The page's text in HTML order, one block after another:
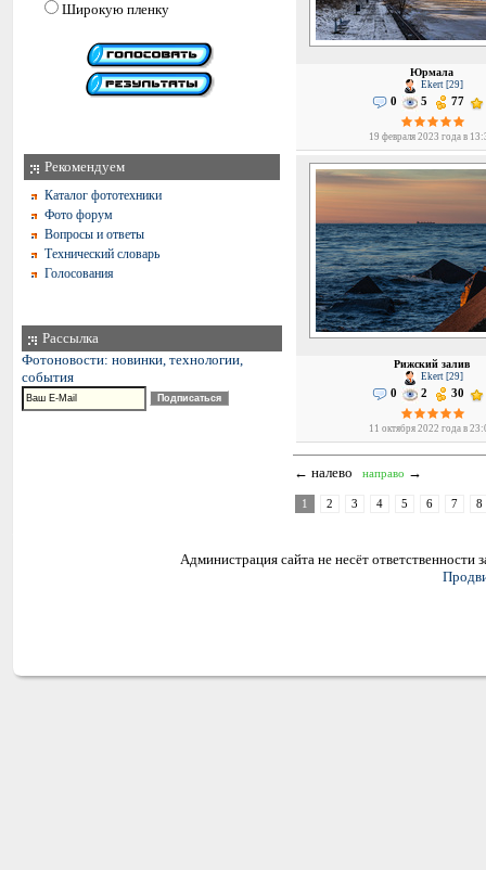
Широкую пленку
Рекомендуем
Каталог фототехники
Фото форум
Вопросы и ответы
Технический словарь
Голосования
Рассылка
Фотоновости: новинки, технологии,
события
Юрмала
Ekert [29]
0 5 77
19 февраля 2023 года в
Рижский залив
Ekert [29]
0 2 30
11 октября 2022 года в
← налево направо →
1 2 3 4 5 6 7 8
Администрация сайта не несёт ответственности